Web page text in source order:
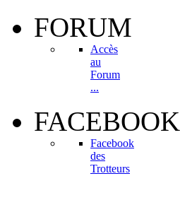
FORUM
Accès
au
Forum
...
FACEBOOK
Facebook
des
Trotteurs